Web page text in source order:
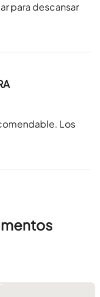
para descansar
Los